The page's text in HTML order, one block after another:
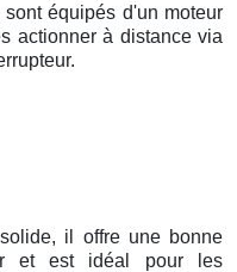
sont équipés d'un moteur
actionner à distance via
il offre une bonne
et est idéal pour les